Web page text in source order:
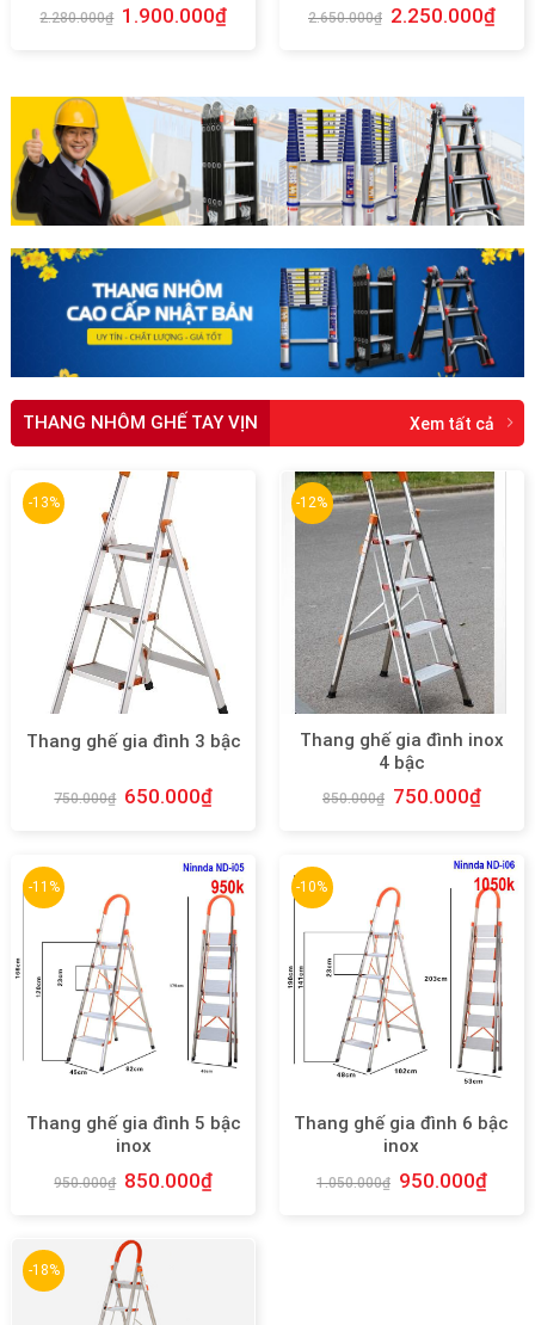
2.280.000₫ 1.900.000₫ 2.650.000₫ 2.250.000₫
THANG NHÔM GHẾ TAY VỊN Xem tất cả
-13%
Thang ghế gia đình 3 bậc
750.000₫ 650.000₫
-12%
Thang ghế gia đình inox
4 bậc
850.000₫ 750.000₫
-11%
Thang ghế gia đình 5 bậc
inox
950.000₫ 850.000₫
-10%
Thang ghế gia đình 6 bậc
inox
1.050.000₫ 950.000₫
-18%